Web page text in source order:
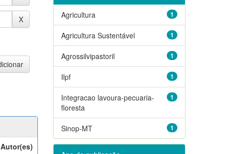
Autor(es)
1
Agricultura
1
Agricultura Sustentável
1
Agrossilvipastoril
1
Ilpf
1
Integracao lavoura-pecuaria-
floresta
1
Sinop-MT